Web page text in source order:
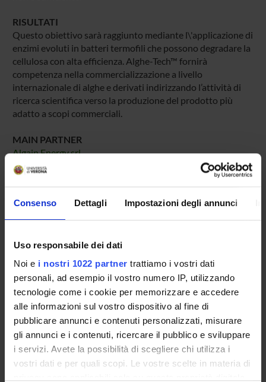
Consenso Dettagli Impostazioni degli annunci
Uso responsabile dei dati
Noi e i nostri 1022 partner trattiamo i vostri dati
personali, ad esempio il vostro numero IP, utilizzando
tecnologie come i cookie per memorizzare e accedere
alle informazioni sul vostro dispositivo al fine di
pubblicare annunci e contenuti personalizzati, misurare
gli annunci e i contenuti, ricercare il pubblico e sviluppare
i servizi. Avete la possibilità di scegliere chi utilizza i
vostri dati e per quali scopi. Le vostre scelte in materia di
RISULTATI
Questo obiettivo sarà raggiunto mediante l\'applicazione di
enzimi evoluti in batteri termofili che possono degradare la
cellulosa con alta efficienza. Alghe-Tech™ fornirà
competenza nella commercializzazione a livello
internazionale di alghe e derivati indirizzando l’attività di
ricerca scientifica verso la produzione del prodotto più
adatto a scopi commerciali.
MAIN PARTNER
Algain Energy srl
PARTECIPANTI AL PROGETTO
Matteo Ballottari
Professore ordinario
AREE DI RICERCA COINVOLTE DAL PROGETTO